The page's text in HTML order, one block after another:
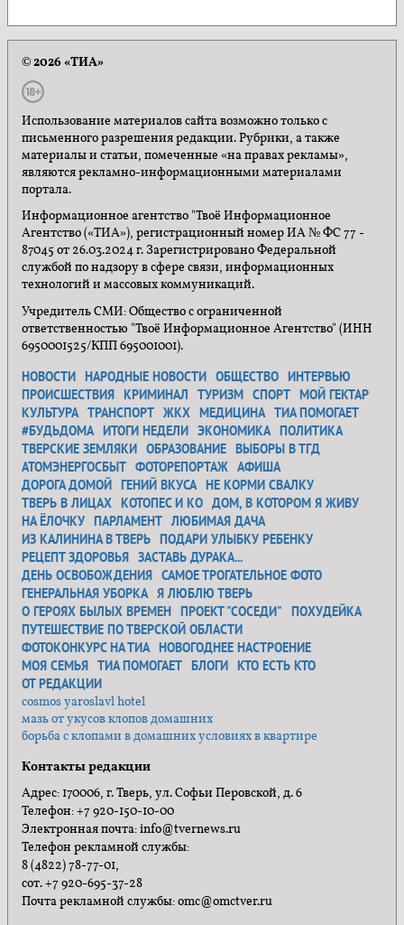
© 2026 «ТИА»
Использование материалов сайта возможно только с
письменного разрешения редакции. Рубрики, а также
материалы и статьи, помеченные «на правах рекламы»,
являются рекламно-информационными материалами
портала.
Информационное агентство "Твоё Информационное
Агентство («ТИА»), регистрационный номер ИА № ФС 77 -
87045 от 26.03.2024 г. Зарегистрировано Федеральной
службой по надзору в сфере связи, информационных
технологий и массовых коммуникаций.
Учредитель СМИ: Общество с ограниченной
ответственностью "Твоё Информационное Агентство" (ИНН
6950001525/КПП 695001001).
НОВОСТИ НАРОДНЫЕ НОВОСТИ ОБЩЕСТВО ИНТЕРВЬЮ
ПРОИСШЕСТВИЯ КРИМИНАЛ ТУРИЗМ СПОРТ МОЙ ГЕКТАР
КУЛЬТУРА ТРАНСПОРТ ЖКХ МЕДИЦИНА ТИА ПОМОГАЕТ
#БУДЬДОМА ИТОГИ НЕДЕЛИ ЭКОНОМИКА ПОЛИТИКА
ТВЕРСКИЕ ЗЕМЛЯКИ ОБРАЗОВАНИЕ ВЫБОРЫ В ТГД
АТОМЭНЕРГОСБЫТ ФОТОРЕПОРТАЖ АФИША
ДОРОГА ДОМОЙ ГЕНИЙ ВКУСА НЕ КОРМИ СВАЛКУ
ТВЕРЬ В ЛИЦАХ КОТОПЕС И КО ДОМ, В КОТОРОМ Я ЖИВУ
НА ЁЛОЧКУ ПАРЛАМЕНТ ЛЮБИМАЯ ДАЧА
ИЗ КАЛИНИНА В ТВЕРЬ ПОДАРИ УЛЫБКУ РЕБЕНКУ
РЕЦЕПТ ЗДОРОВЬЯ ЗАСТАВЬ ДУРАКА...
ДЕНЬ ОСВОБОЖДЕНИЯ САМОЕ ТРОГАТЕЛЬНОЕ ФОТО
ГЕНЕРАЛЬНАЯ УБОРКА Я ЛЮБЛЮ ТВЕРЬ
О ГЕРОЯХ БЫЛЫХ ВРЕМЕН ПРОЕКТ "СОСЕДИ"
ПОХУДЕЙКА
ПУТЕШЕСТВИЕ ПО ТВЕРСКОЙ ОБЛАСТИ
ФОТОКОНКУРС НА ТИА НОВОГОДНЕЕ НАСТРОЕНИЕ
МОЯ СЕМЬЯ ТИА ПОМОГАЕТ БЛОГИ КТО ЕСТЬ КТО
ОТ РЕДАКЦИИ
cosmos yaroslavl hotel
мазь от укусов клопов домашних
борьба с клопами в домашних условиях в квартире
Контакты редакции
Адрес: 170006, г. Тверь, ул. Софьи Перовской, д. 6
Телефон: +7 920-150-10-00
Электронная почта: info@tvernews.ru
Телефон рекламной службы:
8 (4822) 78-77-01,
сот. +7 920-695-37-28
Почта рекламной службы: omc@omctver.ru